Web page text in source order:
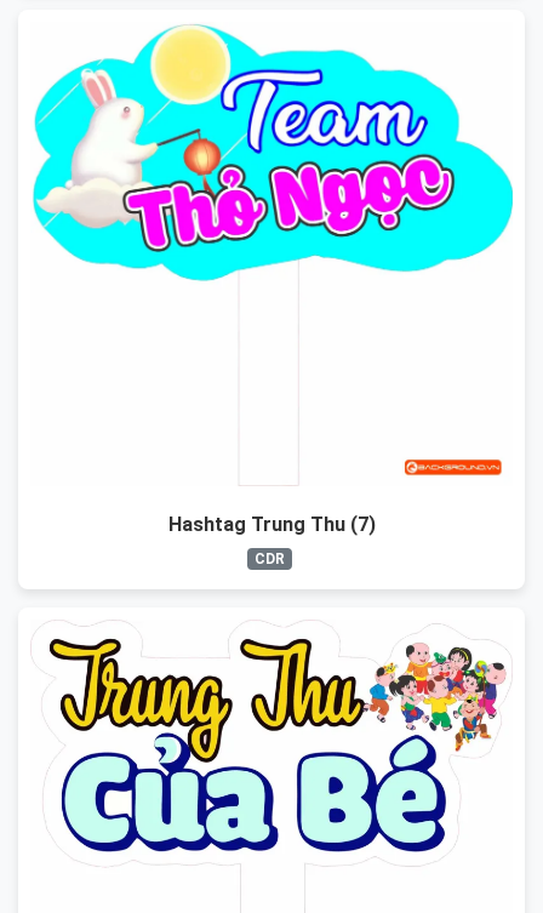
Hashtag Trung Thu (7)
CDR